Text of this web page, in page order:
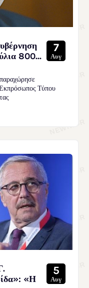
800...
7
Αυγ
Τύπου
«Η
5
Αυγ